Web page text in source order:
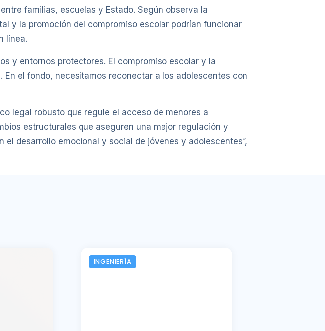
familias, escuelas y Estado. Según observa la
y la promoción del compromiso escolar podrían funcionar
línea.
y entornos protectores. El compromiso escolar y la
el fondo, necesitamos reconectar a los adolescentes con
legal robusto que regule el acceso de menores a
estructurales que aseguren una mejor regulación y
desarrollo emocional y social de jóvenes y adolescentes”,
INGENIERÍA